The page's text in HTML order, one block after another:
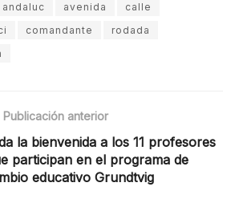
andaluc avenida
calle
comandante
rodada
Publicación anterior
la bienvenida a los 11 profesores
participan en el programa de
educativo Grundtvig